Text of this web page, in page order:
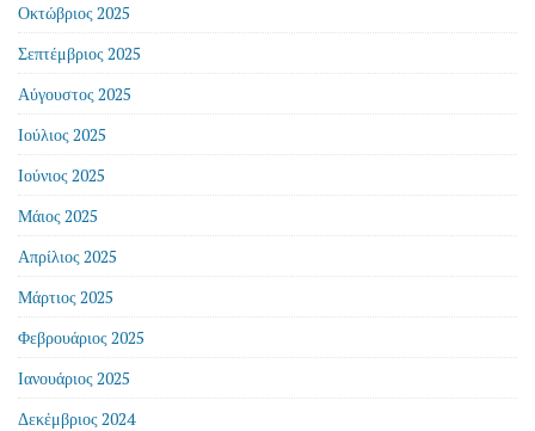
Οκτώβριος 2025
Σεπτέμβριος 2025
Αύγουστος 2025
Ιούλιος 2025
Ιούνιος 2025
Μάιος 2025
Απρίλιος 2025
Μάρτιος 2025
Φεβρουάριος 2025
Ιανουάριος 2025
Δεκέμβριος 2024